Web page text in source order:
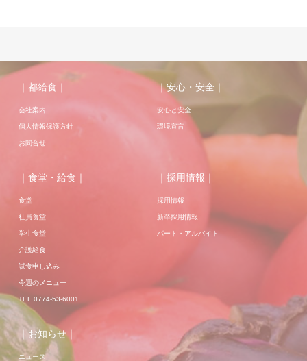
｜都給食｜
会社案内
個人情報保護方針
お問合せ
｜安心・安全｜
安心と安全
環境宣言
｜食堂・給食｜
食堂
社員食堂
学生食堂
介護給食
試食申し込み
今週のメニュー
TEL 0774-53-6001
｜採用情報｜
採用情報
新卒採用情報
パート・アルバイト
｜お知らせ｜
ニュース